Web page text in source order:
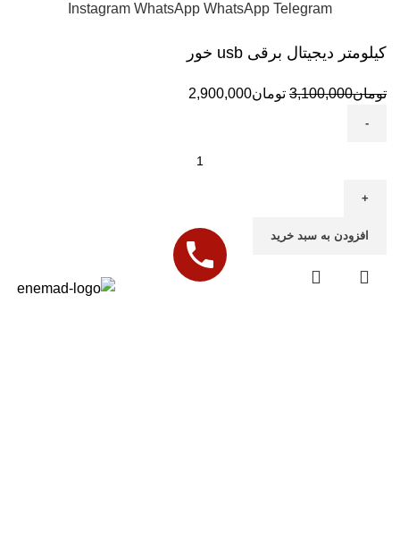
Instagram WhatsApp WhatsApp Telegram
کیلومتر دیجیتال برقی usb خور
تومان3,100,000 تومان2,900,000
افزودن به سبد خرید